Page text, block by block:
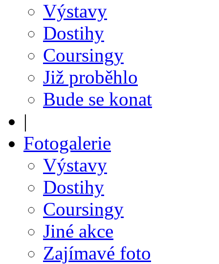
Výstavy
Dostihy
Coursingy
Již proběhlo
Bude se konat
|
Fotogalerie
Výstavy
Dostihy
Coursingy
Jiné akce
Zajímavé foto